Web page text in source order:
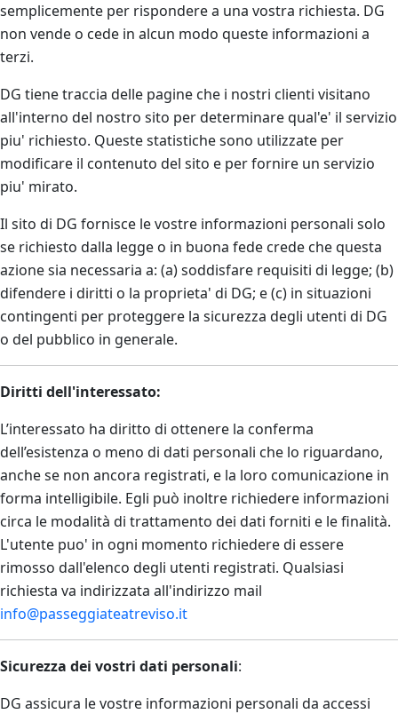
semplicemente per rispondere a una vostra richiesta. DG
non vende o cede in alcun modo queste informazioni a
terzi.
DG tiene traccia delle pagine che i nostri clienti visitano
all'interno del nostro sito per determinare qual'e' il servizio
piu' richiesto. Queste statistiche sono utilizzate per
modificare il contenuto del sito e per fornire un servizio
piu' mirato.
Il sito di DG fornisce le vostre informazioni personali solo
se richiesto dalla legge o in buona fede crede che questa
azione sia necessaria a: (a) soddisfare requisiti di legge; (b)
difendere i diritti o la proprieta' di DG; e (c) in situazioni
contingenti per proteggere la sicurezza degli utenti di DG
o del pubblico in generale.
Diritti dell'interessato:
L’interessato ha diritto di ottenere la conferma
dell’esistenza o meno di dati personali che lo riguardano,
anche se non ancora registrati, e la loro comunicazione in
forma intelligibile. Egli può inoltre richiedere informazioni
circa le modalità di trattamento dei dati forniti e le finalità.
L'utente puo' in ogni momento richiedere di essere
rimosso dall'elenco degli utenti registrati. Qualsiasi
richiesta va indirizzata all'indirizzo mail
info@passeggiateatreviso.it
Sicurezza dei vostri dati personali:
DG assicura le vostre informazioni personali da accessi